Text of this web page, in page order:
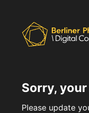
Sorry,
Please update